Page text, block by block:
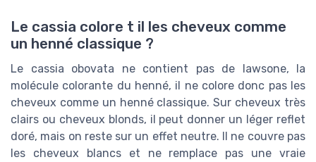
Le cassia colore t il les cheveux comme
un henné classique ?
Le cassia obovata ne contient pas de lawsone, la
molécule colorante du henné, il ne colore donc pas les
cheveux comme un henné classique. Sur cheveux très
clairs ou cheveux blonds, il peut donner un léger reflet
doré, mais on reste sur un effet neutre. Il ne couvre pas
les cheveux blancs et ne remplace pas une vraie